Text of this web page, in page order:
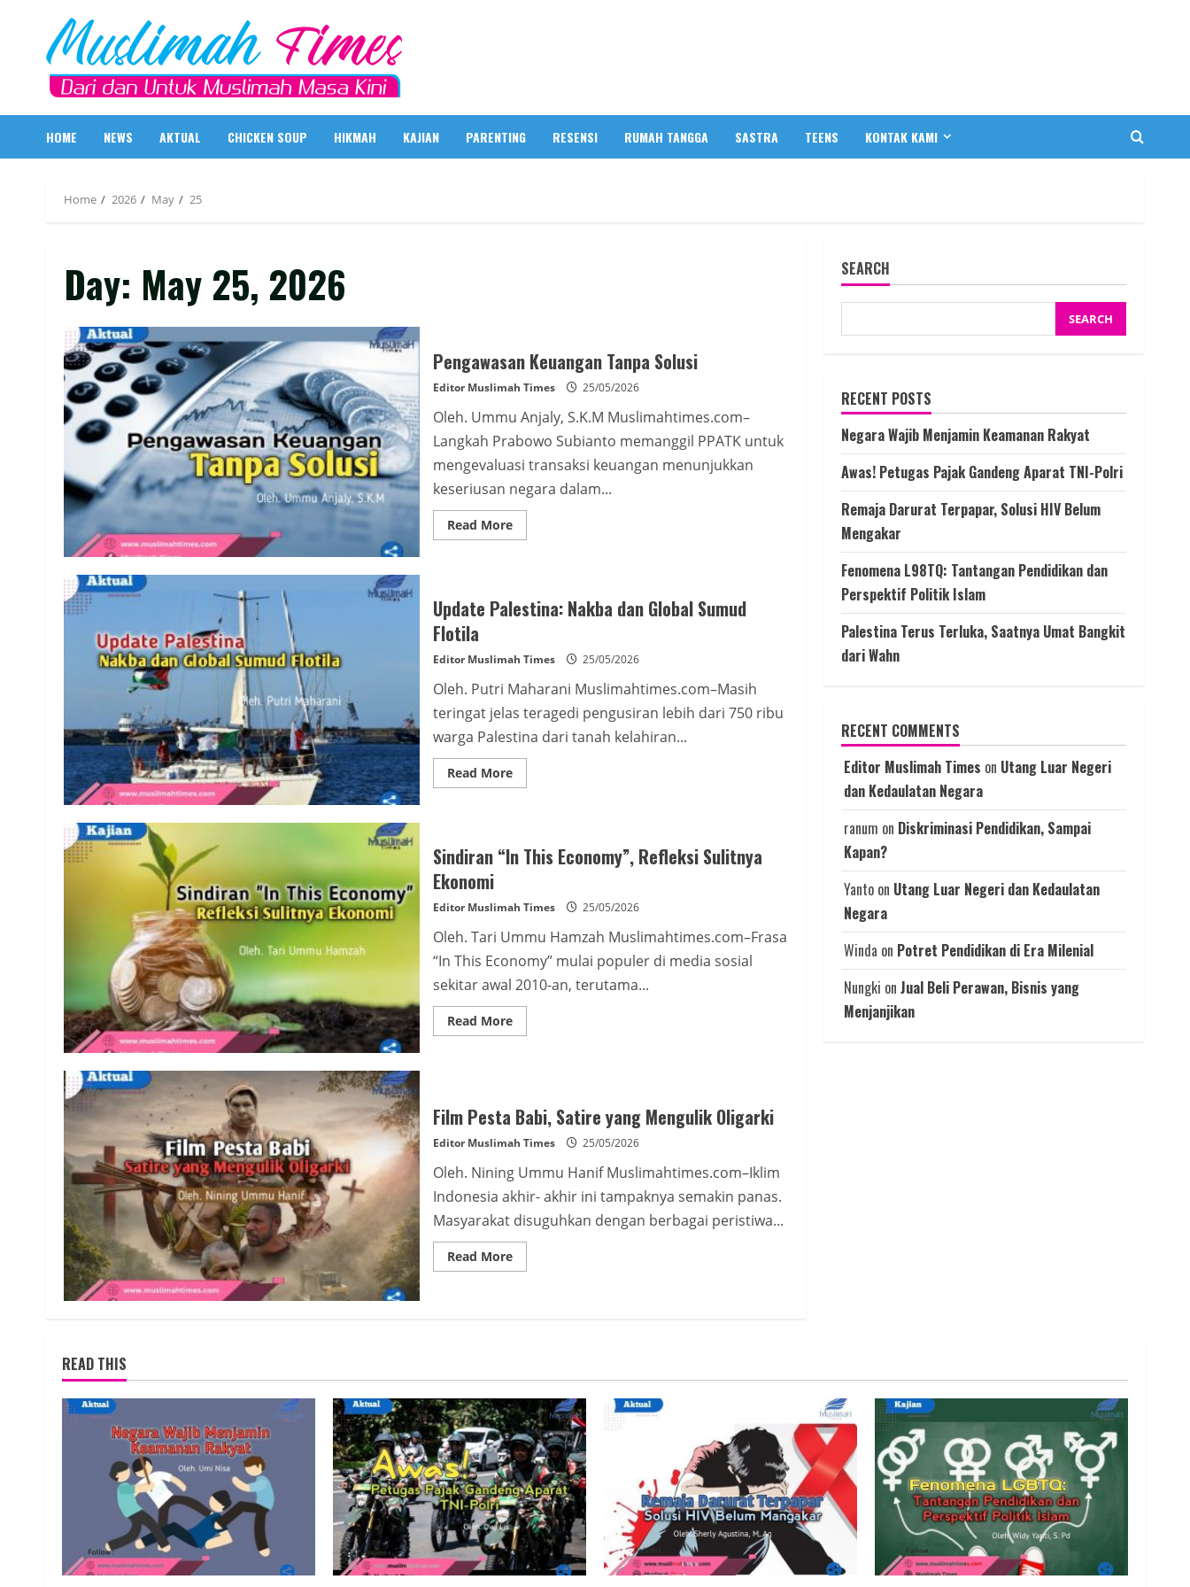
content
HOME NEWS AKTUAL CHICKEN SOUP HIKMAH KAJIAN PARENTING RESENSI RUMAH TANGGA SASTRA TEENS KONTAK KAMI
Home 2026 May 25
Day: May 25, 2026
Pengawasan Keuangan Tanpa Solusi
Editor Muslimah Times 25/05/2026
Oleh. Ummu Anjaly, S.K.M Muslimahtimes.com–
Langkah Prabowo Subianto memanggil PPATK untuk
mengevaluasi transaksi keuangan menunjukkan
keseriusan negara dalam...
Read MoreRead
more
Solusi
Update Palestina: Nakba dan Global Sumud
Flotila
Editor Muslimah Times 25/05/2026
Oleh. Putri Maharani Muslimahtimes.com–Masih
teringat jelas teragedi pengusiran lebih dari 750 ribu
warga Palestina dari tanah kelahiran...
Read MoreRead
more
dan
Global
Sindiran “In This Economy”, Refleksi Sulitnya
Ekonomi
Editor Muslimah Times 25/05/2026
Oleh. Tari Ummu Hamzah Muslimahtimes.com–Frasa
“In This Economy” mulai populer di media sosial
sekitar awal 2010-an, terutama...
Read MoreRead
more
Refleksi
Sulitnya
Ekonomi
Film Pesta Babi, Satire yang Mengulik Oligarki
Editor Muslimah Times 25/05/2026
Oleh. Nining Ummu Hanif Muslimahtimes.com–Iklim
Indonesia akhir- akhir ini tampaknya semakin panas.
Masyarakat disuguhkan dengan berbagai peristiwa...
Read MoreRead
more
SEARCH
SEARCH
RECENT POSTS
Negara Wajib Menjamin Keamanan Rakyat
Awas! Petugas Pajak Gandeng Aparat TNI-Polri
Remaja Darurat Terpapar, Solusi HIV Belum
Mengakar
Fenomena L98TQ: Tantangan Pendidikan dan
Perspektif Politik Islam
Palestina Terus Terluka, Saatnya Umat Bangkit
dari Wahn
RECENT COMMENTS
Editor Muslimah Times on Utang Luar Negeri
dan Kedaulatan Negara
ranum on Diskriminasi Pendidikan, Sampai
Kapan?
Yanto on Utang Luar Negeri dan Kedaulatan
Negara
Winda on Potret Pendidikan di Era Milenial
Nungki on Jual Beli Perawan, Bisnis yang
Menjanjikan
READ THIS